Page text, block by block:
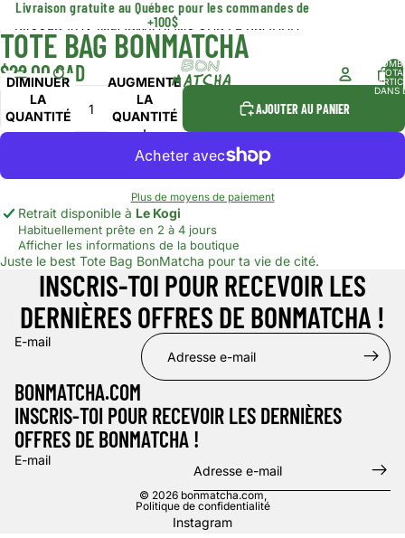
Livraison gratuite au Québec pour les commandes de
+100$
DANS
PASSER AUX INFORMATIONS SUR LE PRODUIT
OUVRIR
L’IMAGE
EN
PLEIN
ÉCRAN
TOTE BAG BONMATCHA
$22.00 CAD
DIMINUER
LA
QUANTITÉ
AUGMENTER
LA
QUANTITÉ
AJOUTER AU PANIER
Plus de moyens de paiement
Retrait disponible à Le Kogi
Habituellement prête en 2 à 4 jours
Afficher les informations de la boutique
Juste le best Tote Bag BonMatcha pour ta vie de cité.
INSCRIS-TOI POUR RECEVOIR LES
DERNIÈRES OFFRES DE BONMATCHA !
E-mail
BONMATCHA.COM
INSCRIS-TOI POUR RECEVOIR LES DERNIÈRES
OFFRES DE BONMATCHA !
E-mail
© 2026 bonmatcha.com,
Politique de confidentialité
Instagram